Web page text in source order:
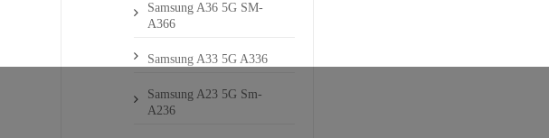
Samsung A36 5G SM-
A366
Samsung A33 5G A336
Samsung A23 5G Sm-
A236